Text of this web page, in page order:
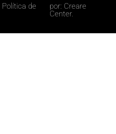
Política de
por: Creare
Center.